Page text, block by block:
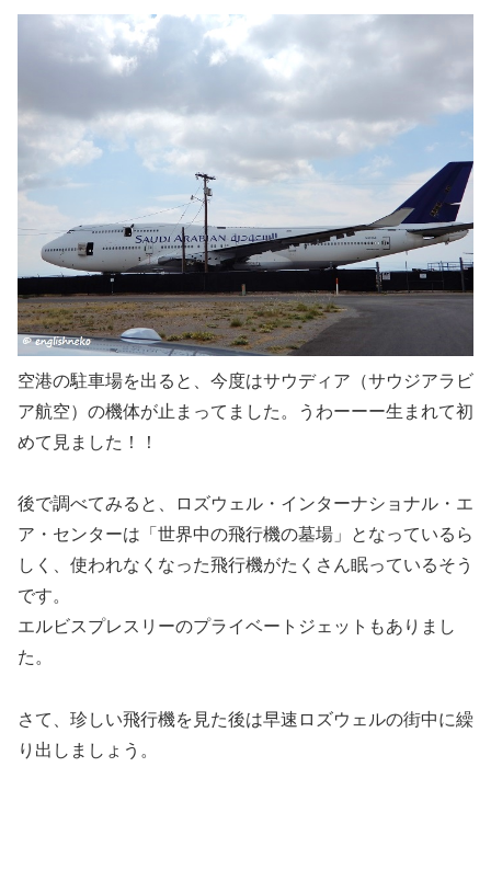
空港の駐車場を出ると、今度はサウディア（サウジアラビ
ア航空）の機体が止まってました。うわーーー生まれて初
めて見ました！！
後で調べてみると、ロズウェル・インターナショナル・エ
ア・センターは「世界中の飛行機の墓場」となっているら
しく、 使われなくなった飛行機がたくさん眠っているそう
です。
エルビスプレスリーのプライベートジェットもありまし
た。
さて、珍しい飛行機を見た後は早速ロズウェルの街中に繰
り出しましょう。